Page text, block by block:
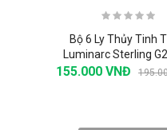
Bộ 6 Ly Thủy Tinh
Luminarc Sterling
200ml
155.000 VNĐ